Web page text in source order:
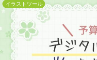
イラストツール